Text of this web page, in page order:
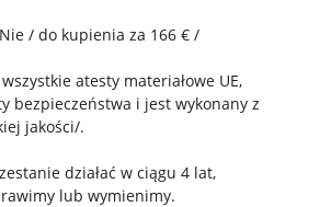
/ do kupienia za 166 € /
atesty materiałowe UE,
bezpieczeństwa i jest wykonany z
jakości/.
działać w ciągu 4 lat,
lub wymienimy.